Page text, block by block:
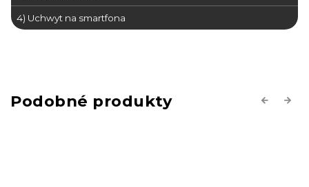
4) Uchwyt na smartfona
Previous
Next